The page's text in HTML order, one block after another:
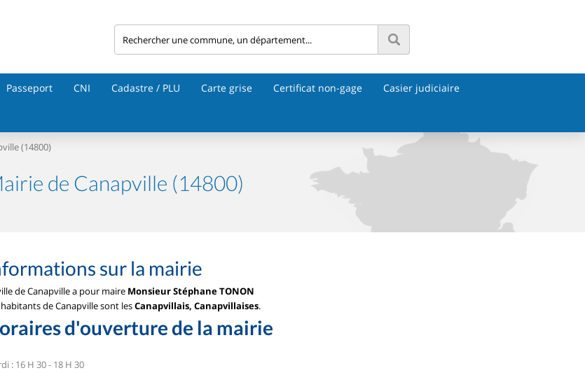
Passeport CNI Cadastre / PLU Carte grise Certificat non-gage Casier judiciaire
(14800)
de Canapville (14800)
sur la mairie
de Canapville a pour maire Monsieur Stéphane TONON
habitants de Canapville sont lesCanapvillais, Canapvillaises.
d'ouverture de la mairie
: 16 H 30 - 18 H 30